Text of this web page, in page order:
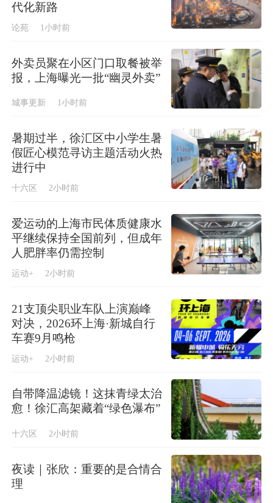
代化新路
论苑 1小时前
外卖员聚在小区门口取餐被举
报，上海曝光一批“幽灵外卖”
城事更新 1小时前
暑期过半，徐汇区中小学生暑
假匠心模范寻访主题活动火热
进行中
十六区 2小时前
爱运动的上海市民体质健康水
平继续保持全国前列，但成年
人肥胖率仍需控制
运动+ 2小时前
21支顶尖职业车队上演巅峰
对决，2026环上海·新城自行
车赛9月鸣枪
运动+ 2小时前
自带降温滤镜！这抹青绿太治
愈！徐汇高架藏着“绿色瀑布”
十六区 2小时前
夜读｜张欣：重要的是合情合
理